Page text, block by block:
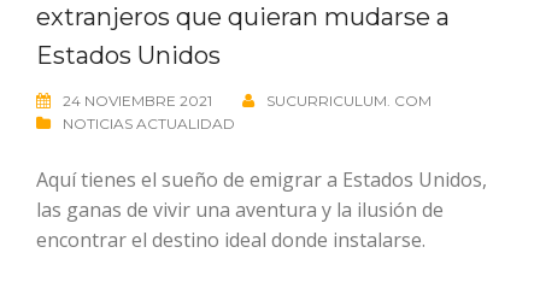
extranjeros que quieran mudarse a
Estados Unidos
24 NOVIEMBRE 2021
SUCURRICULUM. COM
NOTICIAS ACTUALIDAD
Aquí tienes el sueño de emigrar a Estados Unidos,
las ganas de vivir una aventura y la ilusión de
encontrar el destino ideal donde instalarse.